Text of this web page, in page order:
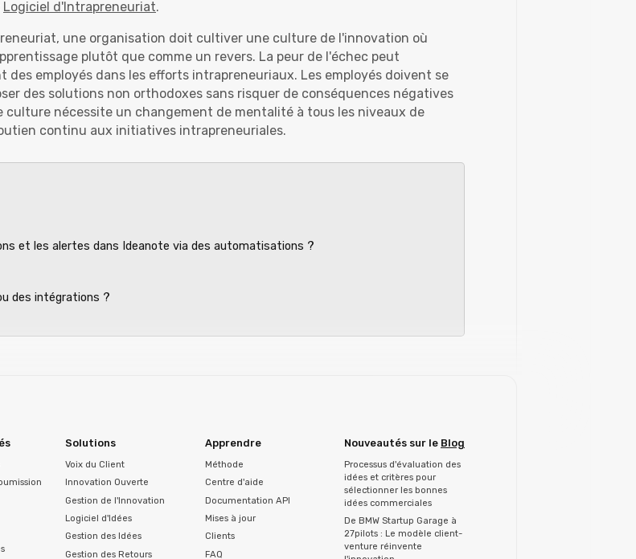
Logiciel d'Intrapreneuriat.
une organisation doit cultiver une culture de l'innovation où
plutôt que comme un revers. La peur de l'échec peut
employés dans les efforts intrapreneuriaux. Les employés doivent se
des solutions non orthodoxes sans risquer de conséquences négatives
nécessite un changement de mentalité à tous les niveaux de
continu aux initiatives intrapreneuriales.
et les alertes dans Ideanote via des automatisations ?
des intégrations ?
Solutions
Voix du Client
Innovation Ouverte
Gestion de l'Innovation
Logiciel d'Idées
Gestion des Idées
Gestion des Retours
Apprendre
Méthode
Centre d'aide
Documentation API
Mises à jour
Clients
FAQ
Nouveautés sur le Blog
Processus d'évaluation des
idées et critères pour
sélectionner les bonnes
idées commerciales
De BMW Startup Garage à
27pilots : Le modèle client-
venture réinvente